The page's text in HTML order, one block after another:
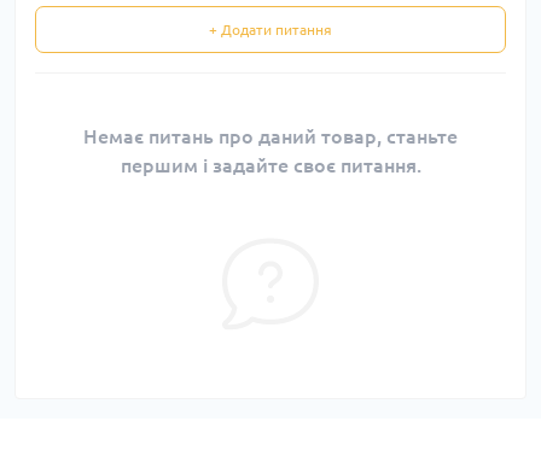
+ Додати питання
Немає питань про даний товар, станьте
першим і задайте своє питання.